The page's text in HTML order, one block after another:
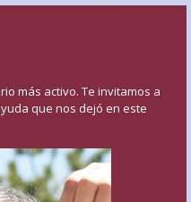
más activo. Te invitamos a
que nos dejó en este